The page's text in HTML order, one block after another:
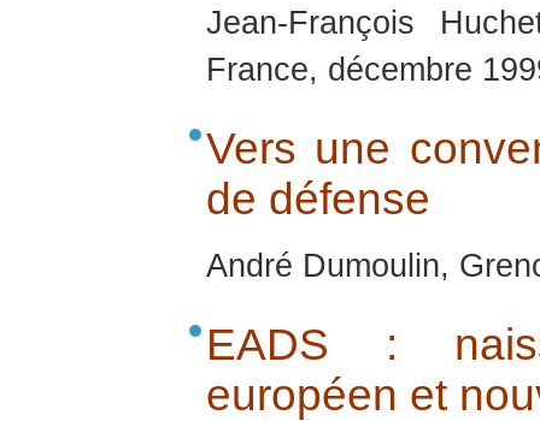
Jean-François
France, décembre
Vers une
de défense
André Dumoulin,
EADS :
européen et